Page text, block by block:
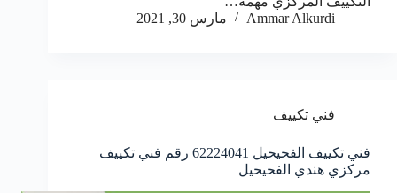
Ammar Alkurdi
مارس 30, 2021
فني تكييف
فني تكييف الفحيحيل 62224041 رقم فني تكييف
مركزي هندي الفحيحيل